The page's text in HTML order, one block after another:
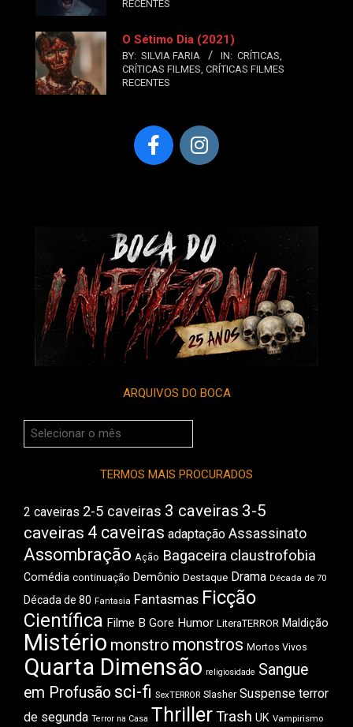
RECENTES
O Sétimo Dia (2021)
BY: SILVIA FARIA IN: CRÍTICAS
CRÍTICAS FILMES CRÍTICAS FILMES
RECENTES
ARQUIVOS DO BOCA
Arquivos
do
TERMOS MAIS PROCURADOS
2 caveiras 2-5 caveiras 3 caveiras 3-5
caveiras 4 caveiras adaptação Assassinato
Assombração Ação Bagaceira claustrofobia
Comédia continuação Demônio Destaque Drama Década de 70
Década de 80 Fantasia Fantasmas Ficção
Científica Filme B Gore Humor LiteraTERROR Maldição
Mistério monstro monstros Mortos Vivos
Quarta Dimensão religiosidade Sangue
em Profusão sci-fi SexTERROR Slasher Suspense terror
de segunda Terror na Casa ThrillerTrash UK Vampirismo